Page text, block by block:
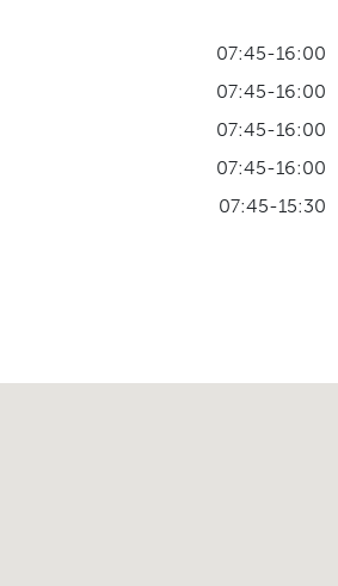
07:45-16:00
07:45-16:00
07:45-16:00
07:45-16:00
07:45-15:30